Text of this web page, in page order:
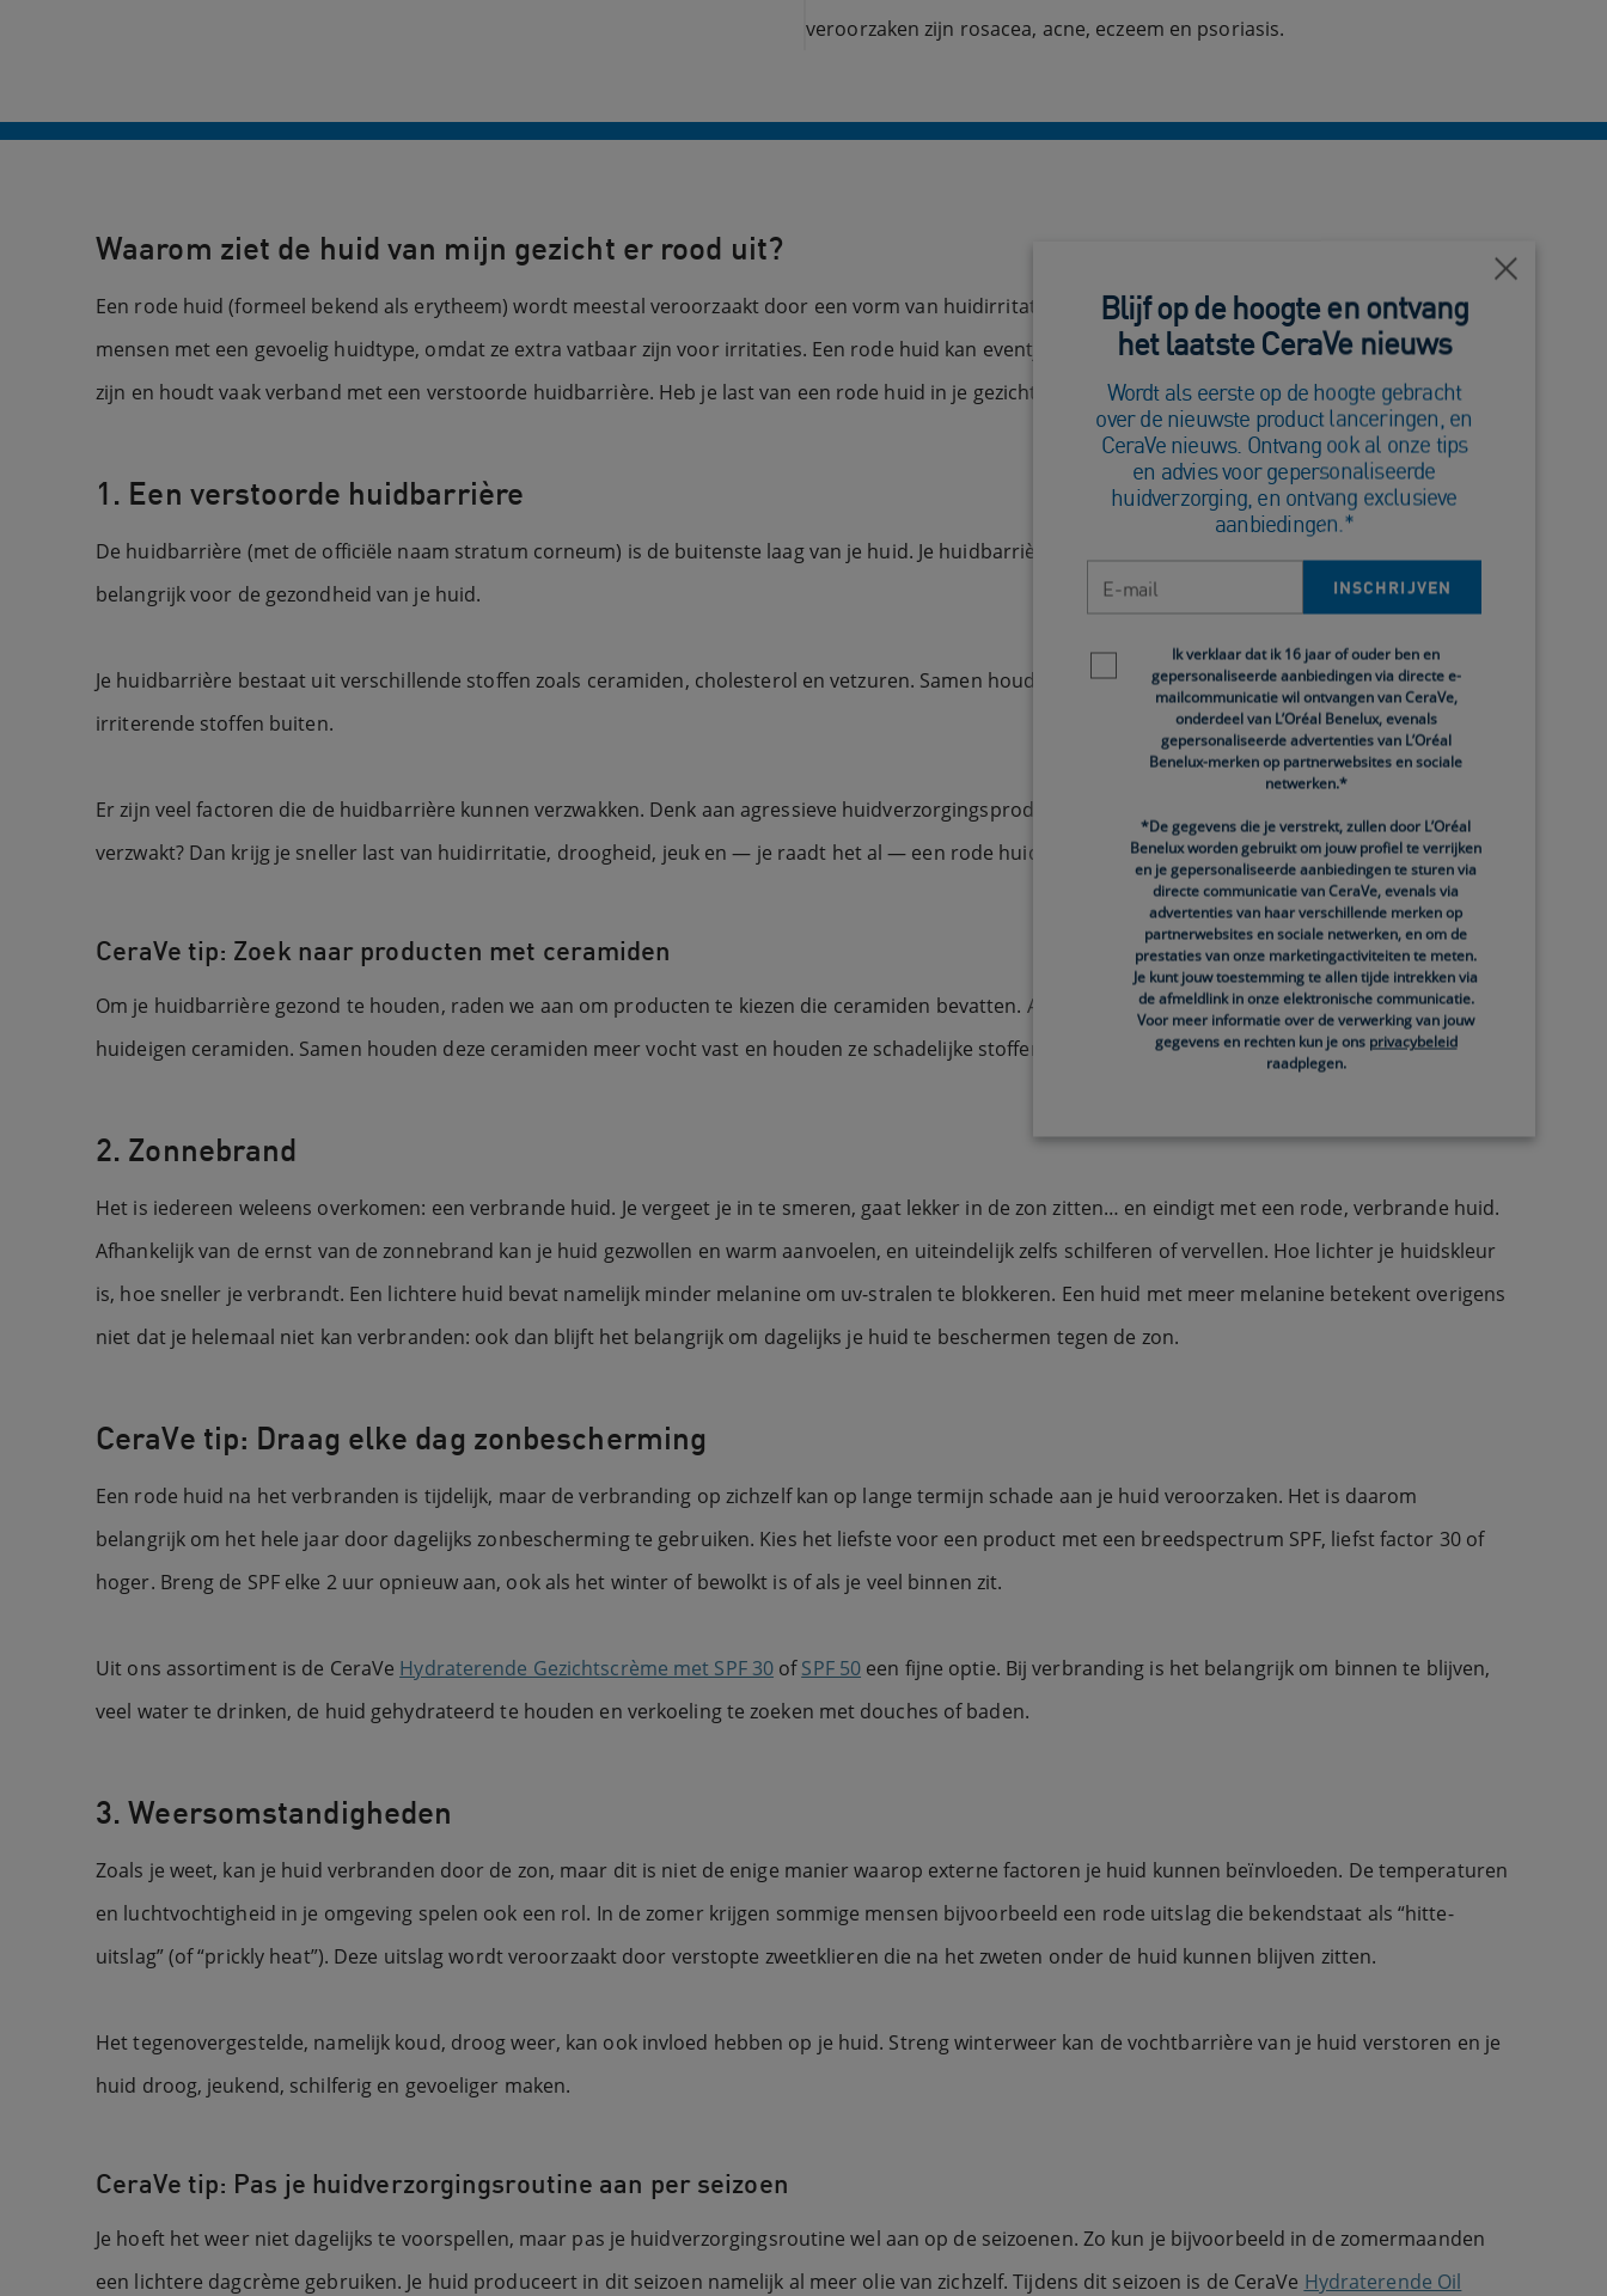
veroorzaken zijn rosacea, acne, eczeem en psoriasis.
Waarom ziet de huid van mijn gezicht er rood uit?
Een rode huid (formeel bekend als erytheem) wordt meestal veroorzaakt door een vorm van huidirritatie. Een rode huid komt daarom vaker voor bij
mensen met een gevoelig huidtype, omdat ze extra vatbaar zijn voor irritaties. Een rode huid kan eventjes opspelen of een langer aanhoudend probleem
zijn en houdt vaak verband met een verstoorde huidbarrière. Heb je last van een rode huid in je gezicht? Dan vind je hieronder de mogelijke boosdoener.
1. Een verstoorde huidbarrière
De huidbarrière (met de officiële naam stratum corneum) is de buitenste laag van je huid. Je huidbarrière is de beschermer van je huid en is daarom
belangrijk voor de gezondheid van je huid.
Je huidbarrière bestaat uit verschillende stoffen zoals ceramiden, cholesterol en vetzuren. Samen houden ze vocht in je huid vast en houden ze schadelijke,
irriterende stoffen buiten.
Er zijn veel factoren die de huidbarrière kunnen verzwakken. Denk aan agressieve huidverzorgingsproducten of droog, koud weer. Is je huidbarrière
verzwakt? Dan krijg je sneller last van huidirritatie, droogheid, jeuk en — je raadt het al — een rode huid.
CeraVe tip: Zoek naar producten met ceramiden
Om je huidbarrière gezond te houden, raden we aan om producten te kiezen die ceramiden bevatten. Alle CeraVe-producten zijn geformuleerd met drie
huideigen ceramiden. Samen houden deze ceramiden meer vocht vast en houden ze schadelijke stoffen buiten.
2. Zonnebrand
Het is iedereen weleens overkomen: een verbrande huid. Je vergeet je in te smeren, gaat lekker in de zon zitten… en eindigt met een rode, verbrande huid.
Afhankelijk van de ernst van de zonnebrand kan je huid gezwollen en warm aanvoelen, en uiteindelijk zelfs schilferen of vervellen. Hoe lichter je huidskleur
is, hoe sneller je verbrandt. Een lichtere huid bevat namelijk minder melanine om uv-stralen te blokkeren. Een huid met meer melanine betekent overigens
niet dat je helemaal niet kan verbranden: ook dan blijft het belangrijk om dagelijks je huid te beschermen tegen de zon.
CeraVe tip: Draag elke dag zonbescherming
Een rode huid na het verbranden is tijdelijk, maar de verbranding op zichzelf kan op lange termijn schade aan je huid veroorzaken. Het is daarom
belangrijk om het hele jaar door dagelijks zonbescherming te gebruiken. Kies het liefste voor een product met een breedspectrum SPF, liefst factor 30 of
hoger. Breng de SPF elke 2 uur opnieuw aan, ook als het winter of bewolkt is of als je veel binnen zit.
Uit ons assortiment is de CeraVe Hydraterende Gezichtscrème met SPF 30 ofSPF 50 een fijne optie. Bij verbranding is het belangrijk om binnen te blijven,
veel water te drinken, de huid gehydrateerd te houden en verkoeling te zoeken met douches of baden.
3. Weersomstandigheden
Zoals je weet, kan je huid verbranden door de zon, maar dit is niet de enige manier waarop externe factoren je huid kunnen beïnvloeden. De temperaturen
en luchtvochtigheid in je omgeving spelen ook een rol. In de zomer krijgen sommige mensen bijvoorbeeld een rode uitslag die bekendstaat als “hitte-
uitslag” (of “prickly heat”). Deze uitslag wordt veroorzaakt door verstopte zweetklieren die na het zweten onder de huid kunnen blijven zitten.
Het tegenovergestelde, namelijk koud, droog weer, kan ook invloed hebben op je huid. Streng winterweer kan de vochtbarrière van je huid verstoren en je
huid droog, jeukend, schilferig en gevoeliger maken.
CeraVe tip: Pas je huidverzorgingsroutine aan per seizoen
Je hoeft het weer niet dagelijks te voorspellen, maar pas je huidverzorgingsroutine wel aan op de seizoenen. Zo kun je bijvoorbeeld in de zomermaanden
een lichtere dagcrème gebruiken. Je huid produceert in dit seizoen namelijk al meer olie van zichzelf. Tijdens dit seizoen is de CeraVe Hydraterende Oil
Dichtbij
Blijf op de hoogte en ontvang
het laatste CeraVe nieuws
Wordt als eerste op de hoogte gebracht
over de nieuwste product lanceringen, en
CeraVe nieuws. Ontvang ook al onze tips
en advies voor gepersonaliseerde
huidverzorging, en ontvang exclusieve
aanbiedingen.*
INSCHRIJVEN
Newsletter policyIk verklaar dat ik 16 jaar of ouder ben en
gepersonaliseerde aanbiedingen via directe e-
mailcommunicatie wil ontvangen van CeraVe,
onderdeel van L’Oréal Benelux, evenals
gepersonaliseerde advertenties van L’Oréal
Benelux-merken op partnerwebsites en sociale
netwerken.*
*De gegevens die je verstrekt, zullen door L’Oréal
Benelux worden gebruikt om jouw profiel te verrijken
en je gepersonaliseerde aanbiedingen te sturen via
directe communicatie van CeraVe, evenals via
advertenties van haar verschillende merken op
partnerwebsites en sociale netwerken, en om de
prestaties van onze marketingactiviteiten te meten.
Je kunt jouw toestemming te allen tijde intrekken via
de afmeldlink in onze elektronische communicatie.
Voor meer informatie over de verwerking van jouw
gegevens en rechten kun je ons privacybeleid
raadplegen.